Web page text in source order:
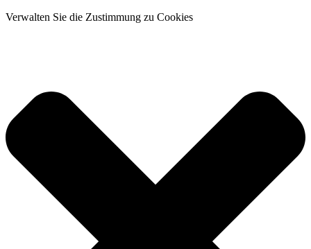
Verwalten Sie die Zustimmung zu Cookies